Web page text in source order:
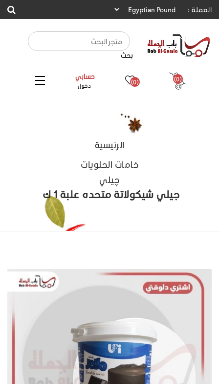
العملة :
بحث
حسابي
دخول (0) (0)
الرئيسية
خامات الحلويات
چيلي
جيلي شيكولاتة متحده علبة 1 ك